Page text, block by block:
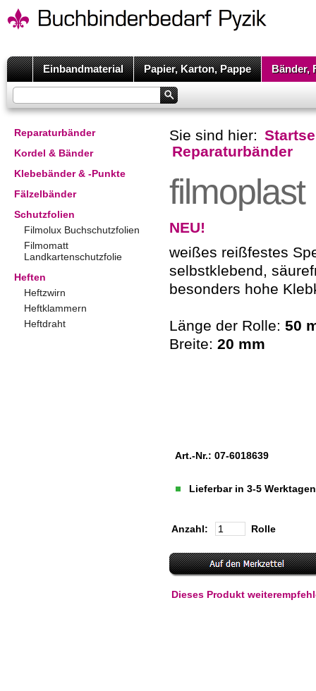
Einbandmaterial Papier, Karton, Pappe Bänder,
Reparaturbänder
Kordel & Bänder
Klebebänder & -Punkte
Fälzelbänder
Schutzfolien
Filmolux Buchschutzfolien
Filmomatt
Landkartenschutzfolie
Heften
Heftzwirn
Heftklammern
Heftdraht
Sie sind hier:
Reparaturbänder
filmoplast
NEU!
weißes reißfestes
selbstklebend,
besonders hohe
Länge der Rolle: 50
Breite: 20 mm
Art.-Nr.: 07-6018639
Lieferbar in 3-5
Anzahl: Rolle
Dieses Produkt